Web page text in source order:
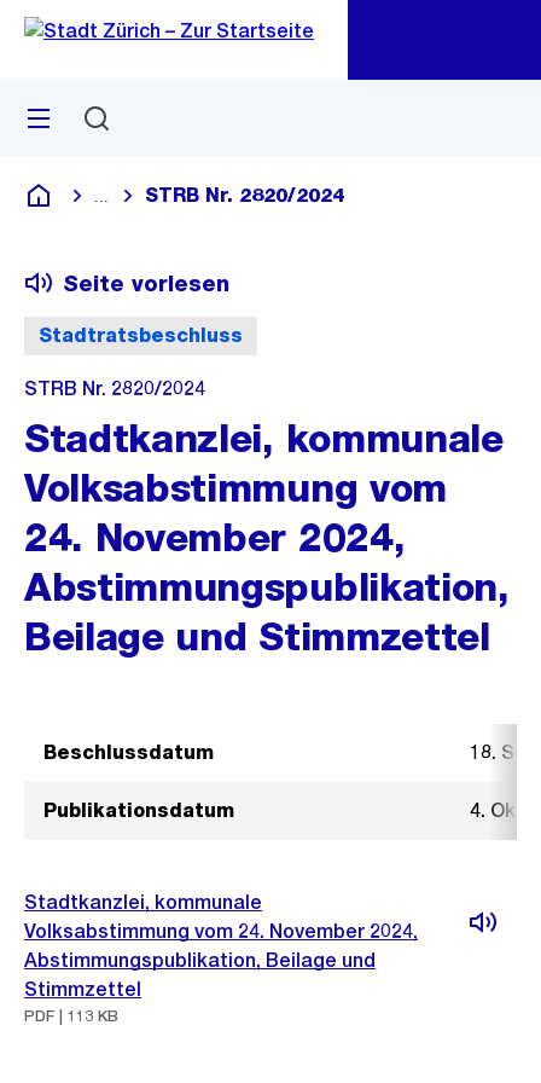
Navigation
Sprunglink
Menü
Deutsch
Blende alle Breadcrumbs ein
STRB Nr. 2820/2024
Stadtratsbeschluss
Seite vorlesen
STRB Nr. 2820/2024
Stadtkanzlei, kommunale
Volksabstimmung vom
24. November 2024,
Abstimmungspublikation,
Beilage und Stimmzettel
Beschlussdatum 18.
Publikationsdatum 4.
Stadtkanzlei, kommunale
Volksabstimmung vom 24. November 2024,
Abstimmungspublikation, Beilage und
Stimmzettel
PDF | 113 KB